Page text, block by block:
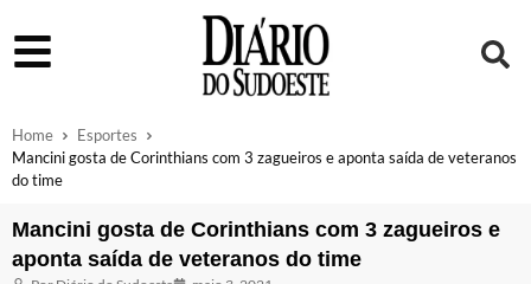
Home
Esportes
Mancini gosta de Corinthians com 3 zagueiros e aponta saída de veteranos
do time
Mancini gosta de Corinthians com 3 zagueiros e
aponta saída de veteranos do time